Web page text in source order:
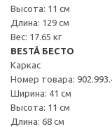
Высота: 11 см
Длина: 129 см
Вес: 17.65 кг
BESTÅ БЕСТО
Каркас
Номер товара:
Ширина: 41 см
Высота: 11 см
Длина: 68 см